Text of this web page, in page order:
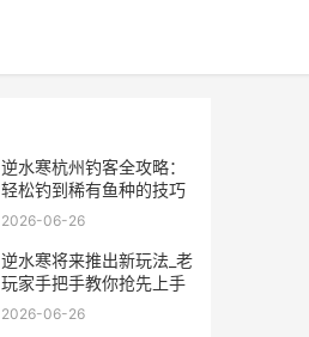
逆水寒杭州钓客全攻略：
轻松钓到稀有鱼种的技巧
2026-06-26
逆水寒将来推出新玩法_老
玩家手把手教你抢先上手
2026-06-26